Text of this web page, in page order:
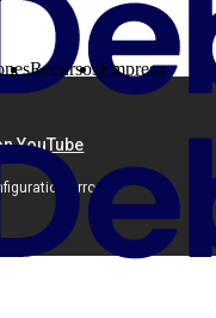
RecursosEmpresa